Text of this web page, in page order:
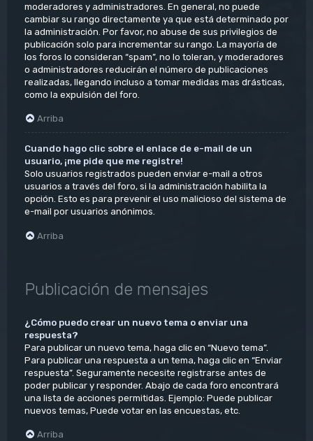
moderadores y administradores. En general, no puede
cambiar su rango directamente ya que está determinado por
la administración. Por favor, no abuse de sus privilegios de
publicación solo para incrementar su rango. La mayoría de
los foros lo consideran “spam”, no lo toleran, y moderadores
o administradores reducirán el número de publicaciones
realizadas, llegando incluso a tomar medidas mas drásticas,
como la expulsión del foro.
Arriba
Cuando hago clic sobre el enlace de e-mail de un
usuario, ¡me pide que me registre!
Solo usuarios registrados pueden enviar e-mail a otros
usuarios a través del foro, si la administración habilita la
opción. Esto es para prevenir el uso malicioso del sistema de
e-mail por usuarios anónimos.
Arriba
Publicación de mensajes
¿Cómo puedo crear un nuevo tema o enviar una
respuesta?
Para publicar un nuevo tema, haga clic en “Nuevo tema”.
Para publicar una respuesta a un tema, haga clic en “Enviar
respuesta”. Seguramente necesite registrarse antes de
poder publicar y responder. Abajo de cada foro encontrará
una lista de acciones permitidas. Ejemplo: Puede publicar
nuevos temas, Puede votar en las encuestas, etc.
Arriba